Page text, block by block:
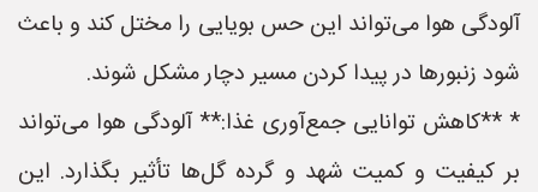
آلودگی هوا می‌تواند این حس بویایی را مختل کند و باعث
شود زنبورها در پیدا کردن مسیر دچار مشکل شوند.
* **کاهش توانایی جمع‌آوری غذا:** آلودگی هوا می‌تواند
بر کیفیت و کمیت شهد و گرده گل‌ها تأثیر بگذارد. این